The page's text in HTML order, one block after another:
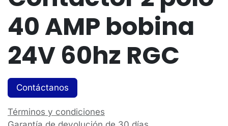
40 AMP bobina
24V 60hz RGC
Contáctanos
Términos y condiciones